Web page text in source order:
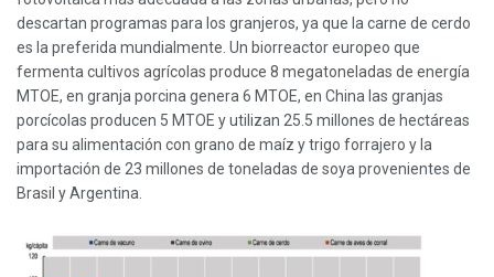
descartan programas para los granjeros, ya que la carne de cerdo
es la preferida mundialmente. Un biorreactor europeo que
fermenta cultivos agrícolas produce 8 megatoneladas de energía
MTOE, en granja porcina genera 6 MTOE, en China las granjas
porcícolas producen 5 MTOE y utilizan 25.5 millones de hectáreas
para su alimentación con grano de maíz y trigo forrajero y la
importación de 23 millones de toneladas de soya provenientes de
Brasil y Argentina.